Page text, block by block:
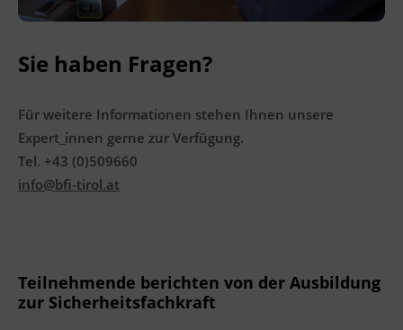
Sie haben Fragen?
Für weitere Informationen stehen Ihnen unsere
Expert_innen gerne zur Verfügung.
Tel. +43 (0)509660
info@bfi-tirol.at
Teilnehmende berichten von der Ausbildung
zur Sicherheitsfachkraft